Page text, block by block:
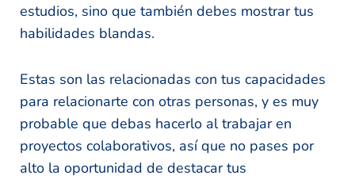
estudios, sino que también debes mostrar tus
habilidades blandas.
Estas son las relacionadas con tus capacidades
para relacionarte con otras personas, y es muy
probable que debas hacerlo al trabajar en
proyectos colaborativos, así que no pases por
alto la oportunidad de destacar tus